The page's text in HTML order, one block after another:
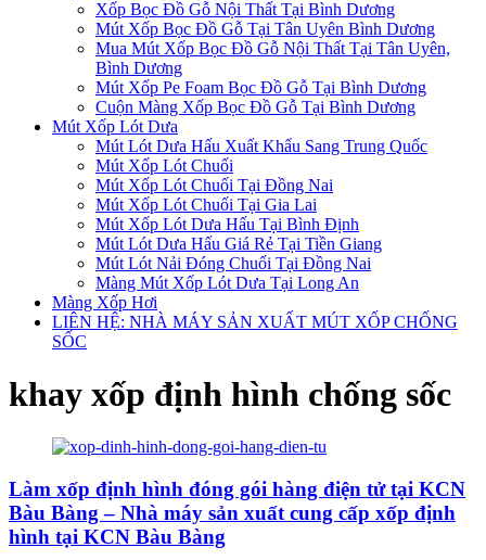
Xốp Bọc Đồ Gỗ Nội Thất Tại Bình Dương
Mút Xốp Bọc Đồ Gỗ Tại Tân Uyên Bình Dương
Mua Mút Xốp Bọc Đồ Gỗ Nội Thất Tại Tân Uyên,
Bình Dương
Mút Xốp Pe Foam Bọc Đồ Gỗ Tại Bình Dương
Cuộn Màng Xốp Bọc Đồ Gỗ Tại Bình Dương
Mút Xốp Lót Dưa
Mút Lót Dưa Hấu Xuất Khẩu Sang Trung Quốc
Mút Xốp Lót Chuối
Mút Xốp Lót Chuối Tại Đồng Nai
Mút Xốp Lót Chuối Tại Gia Lai
Mút Xốp Lót Dưa Hấu Tại Bình Định
Mút Lót Dưa Hấu Giá Rẻ Tại Tiền Giang
Mút Lót Nải Đóng Chuối Tại Đồng Nai
Màng Mút Xốp Lót Dưa Tại Long An
Màng Xốp Hơi
LIÊN HỆ: NHÀ MÁY SẢN XUẤT MÚT XỐP CHỐNG
SỐC
khay xốp định hình chống sốc
Làm xốp định hình đóng gói hàng điện tử tại KCN
Bàu Bàng – Nhà máy sản xuất cung cấp xốp định
hình tại KCN Bàu Bàng